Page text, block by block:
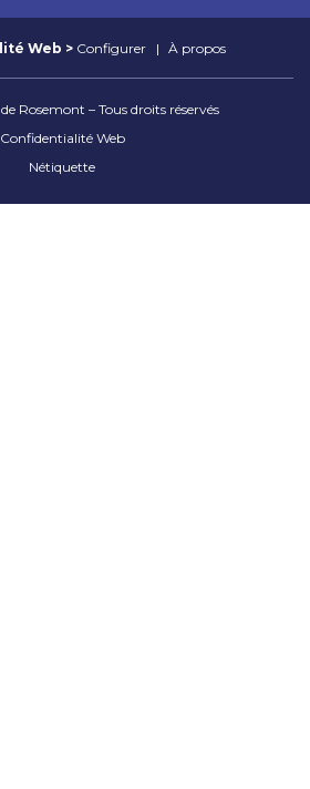
Rosemont – Tous droits réservés
Confidentialité Web
Nétiquette
Web Configurer À propos